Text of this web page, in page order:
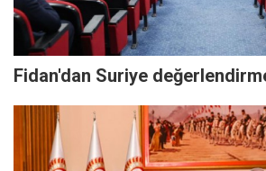
Fidan'dan Suriye